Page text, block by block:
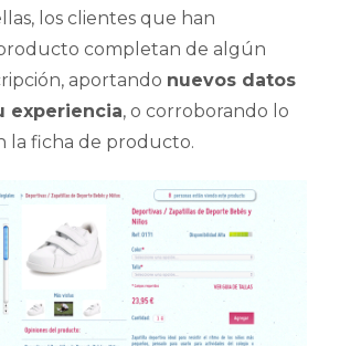
los clientes que han
completan de algún
aportando nuevos datos
experiencia, o corroborando lo
la ficha de producto.